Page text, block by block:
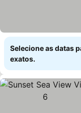
Selecione as datas
exatos.